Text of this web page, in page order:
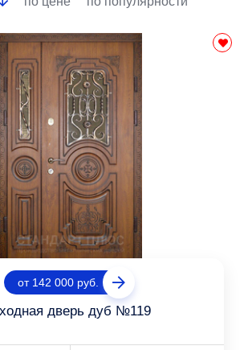
от 142 000 руб.
дверь дуб №119